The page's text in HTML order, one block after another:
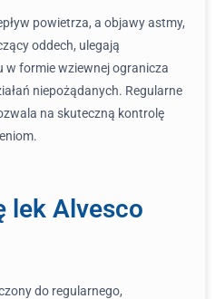
powietrza, a objawy astmy,
oddech, ulegają
w formie wziewnej ogranicza
niepożądanych. Regularne
na skuteczną kontrolę
lek Alvesco
do regularnego,